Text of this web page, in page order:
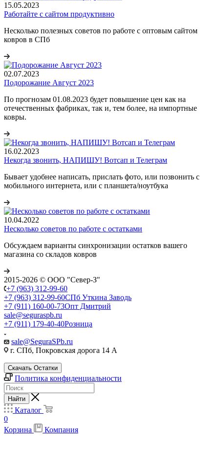
15.05.2023
Работайте с сайтом продуктивно
Несколько полезных советов по работе с оптовым сайтом
ковров в СПб
02.07.2023
Подорожание Август 2023
По прогнозам 01.08.2023 будет повышение цен как на
отечественных фабриках, так и, тем более, на импортные
ковры.
16.02.2023
Некогда звонить, НАПИШУ! Вотсап и Телеграм
Бывает удобнее написать, прислать фото, или позвонить с
мобильного интернета, или с планшета/ноутбука
10.04.2022
Несколько советов по работе с остатками
Обсуждаем варианты синхронизации остатков вашего
магазина со складов ковров
2015-2026 © ООО "Север-З"
+7 (963) 312-99-60
+7 (963) 312-99-60СПб Уткина Заводь
+7 (911) 160-00-73Опт Дмитрий
sale@seguraspb.ru
+7 (911) 179-40-40Розница
sale@SeguraSPb.ru
г. СПб, Покровская дорога 14 А
Скачать Остатки
Политика конфиденциальности
Найти
Каталог
0
Корзина
Компания